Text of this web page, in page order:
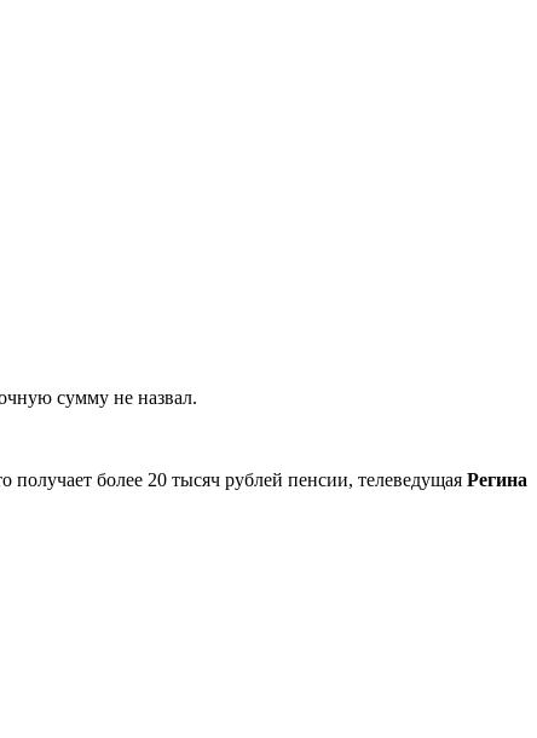
сумму не назвал.
получает более 20 тысяч рублей пенсии, телеведущая Регина